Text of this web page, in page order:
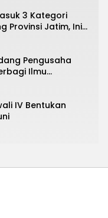
3 Kategori
Provinsi Jatim, Ini
Trenggalek
Pengusaha
Ilmu
dan UMKM
IV Bentukan